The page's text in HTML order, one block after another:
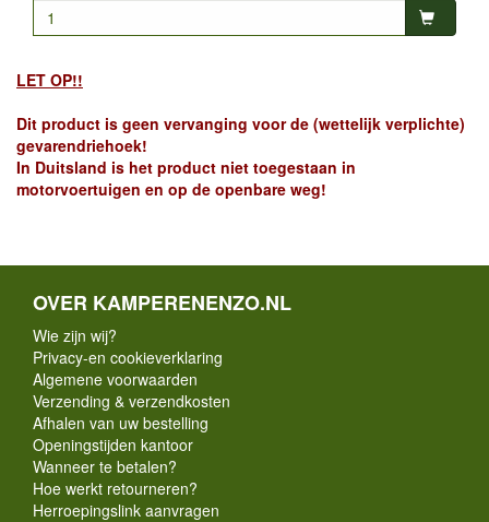
LET OP!!
Dit product is geen vervanging voor de (wettelijk verplichte)
gevarendriehoek!
In Duitsland is het product niet toegestaan in
motorvoertuigen en op de openbare weg!
OVER KAMPERENENZO.NL
Wie zijn wij?
Privacy-en cookieverklaring
Algemene voorwaarden
Verzending & verzendkosten
Afhalen van uw bestelling
Openingstijden kantoor
Wanneer te betalen?
Hoe werkt retourneren?
Herroepingslink aanvragen